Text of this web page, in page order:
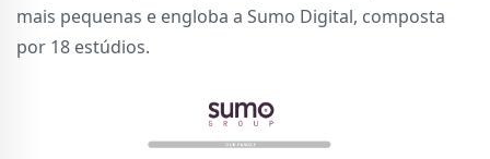
mais pequenas e engloba a Sumo Digital, composta
por 18 estúdios.